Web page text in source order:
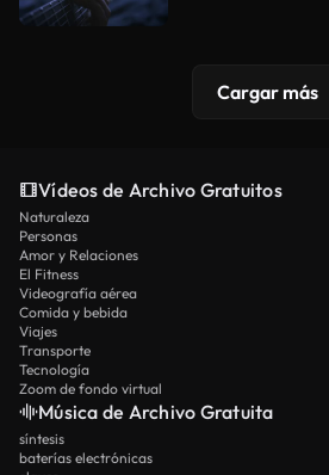
Cargar más
Vídeos de Archivo Gratuitos
Naturaleza
Personas
Amor y Relaciones
El Fitness
Videografía aérea
Comida y bebida
Viajes
Transporte
Tecnología
Zoom de fondo virtual
Música de Archivo Gratuita
síntesis
baterías electrónicas